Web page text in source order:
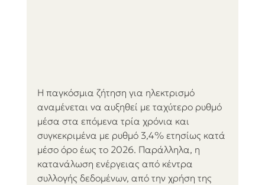
H παγκόσμια ζήτηση για ηλεκτρισμό
αναμένεται να αυξηθεί με ταχύτερο ρυθμό
μέσα στα επόμενα τρία χρόνια και
συγκεκριμένα με ρυθμό 3,4% ετησίως κατά
μέσο όρο έως το 2026. Παράλληλα, η
κατανάλωση ενέργειας από κέντρα
συλλογής δεδομένων, από την χρήση της